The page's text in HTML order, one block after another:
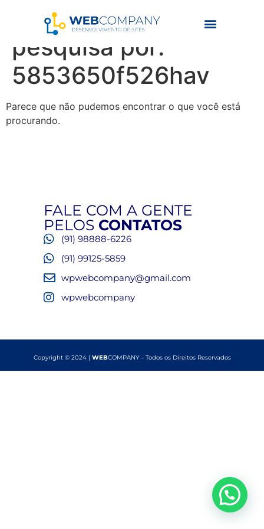
Resultados da
pesquisa por:
5853650f526hav
Parece que não pudemos encontrar o que você está
procurando.
FALE COM A GENTE
PELOS CONTATOS
(91) 98888-6226
(91) 99125-5859
wpwebcompany@gmail.com
wpwebcompany
Copyright © 2024 | WEBCOMPANY – Todos os Direitos Reservados